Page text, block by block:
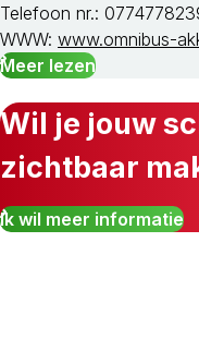
Telefoon nr.:
WWW: www.omnibus-
Meer lezen
Wil je jouw
zichtbaar
Ik wil meer informatie